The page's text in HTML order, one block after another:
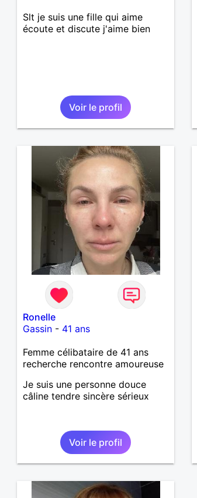
Slt je suis une fille qui aime
écoute et discute j'aime bien
Voir le profil
Ronelle
Gassin- 41 ans
Femme célibataire de 41 ans
recherche rencontre amoureuse
Je suis une personne douce
câline tendre sincère sérieux
Voir le profil